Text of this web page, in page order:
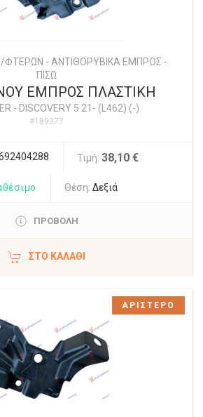
ΦΤΕΡΩΝ - ΑΝΤΙΘΟΡΥΒΙΚΑ ΕΜΠΡΟΣ -
ΠΙΣΩ
ΕΜΠΡΟΣ ΠΛΑΣΤΙΚΗ
- DISCOVERY 5 21- (L462) (-)
#189377
Τιμή: 38,10 €
Θέση: Δεξιά
ΠΡΟΒΟΛΗ
ΣΤΟ ΚΑΛΆΘΙ
ΑΡΙΣΤΕΡΟ